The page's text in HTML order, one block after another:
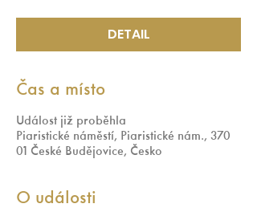
DETAIL
Čas a místo
Událost již proběhla
Piaristické náměstí, Piaristické nám., 370
01 České Budějovice, Česko
O události